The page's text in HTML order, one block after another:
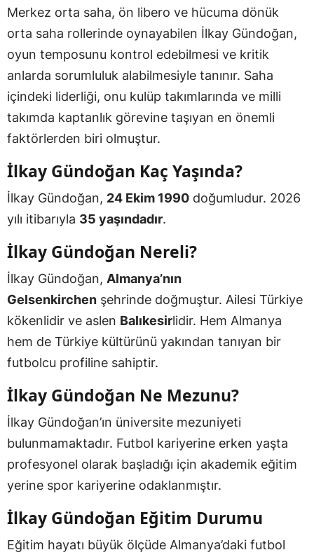
Merkez orta saha, ön libero ve hücuma dönük
orta saha rollerinde oynayabilen İlkay Gündoğan,
oyun temposunu kontrol edebilmesi ve kritik
anlarda sorumluluk alabilmesiyle tanınır. Saha
içindeki liderliği, onu kulüp takımlarında ve milli
takımda kaptanlık görevine taşıyan en önemli
faktörlerden biri olmuştur.
İlkay Gündoğan Kaç Yaşında?
İlkay Gündoğan, 24 Ekim 1990 doğumludur. 2026
yılı itibarıyla 35 yaşındadır.
İlkay Gündoğan Nereli?
İlkay Gündoğan, Almanya’nın
Gelsenkirchen şehrinde doğmuştur. Ailesi Türkiye
kökenlidir ve aslen Balıkesirlidir. Hem Almanya
hem de Türkiye kültürünü yakından tanıyan bir
futbolcu profiline sahiptir.
İlkay Gündoğan Ne Mezunu?
İlkay Gündoğan’ın üniversite mezuniyeti
bulunmamaktadır. Futbol kariyerine erken yaşta
profesyonel olarak başladığı için akademik eğitim
yerine spor kariyerine odaklanmıştır.
İlkay Gündoğan Eğitim Durumu
Eğitim hayatı büyük ölçüde Almanya’daki futbol